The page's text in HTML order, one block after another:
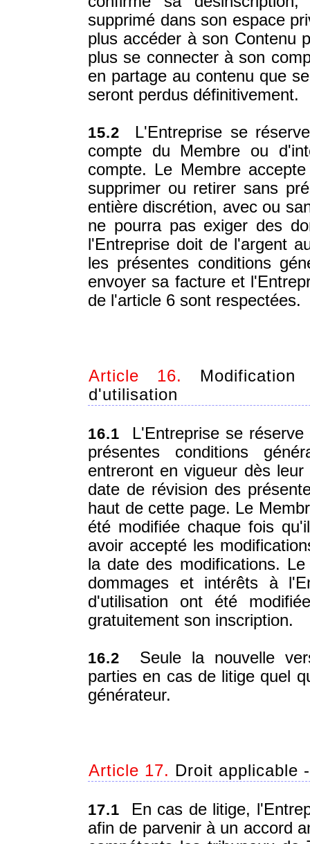
supprimé dans son espace
plus accéder à son Contenu
plus se connecter à son
en partage au contenu que
seront perdus définitivement.
15.2 L'Entreprise se
compte du Membre ou
compte. Le Membre
supprimer ou retirer sans
entière discrétion, avec ou
ne pourra pas exiger des
l'Entreprise doit de l'argent
les présentes conditions
envoyer sa facture et
de l'article 6 sont respectées.
Article 16.
d'utilisation
16.1 L'Entreprise se
présentes conditions
entreront en vigueur dès
date de révision des
haut de cette page. Le
été modifiée chaque fois
avoir accepté les
la date des modifications.
dommages et intérêts à
d'utilisation ont été
gratuitement son inscription.
16.2 Seule la nouvelle
parties en cas de litige quel
générateur.
Article 17. Droit applicable
17.1 En cas de litige,
afin de parvenir à un accord